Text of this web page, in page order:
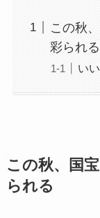
この秋
彩られる
い
この秋、国
られる